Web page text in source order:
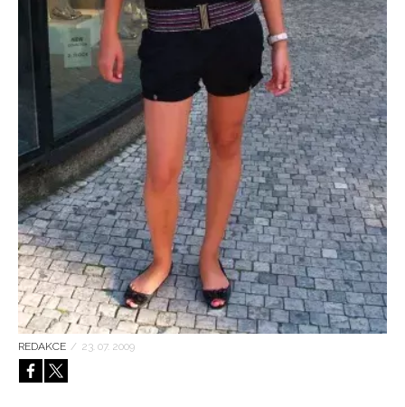
HOME
REDAKCE / 23. 07. 2009